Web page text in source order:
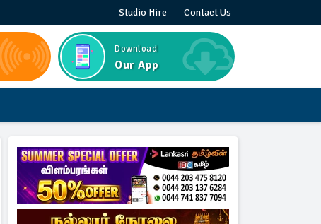
Studio Hire Contact Us
Download
Our App